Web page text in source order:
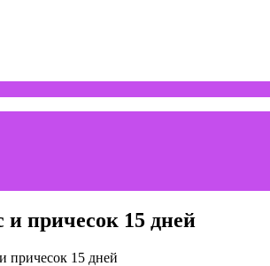
и причесок 15 дней
причесок 15 дней